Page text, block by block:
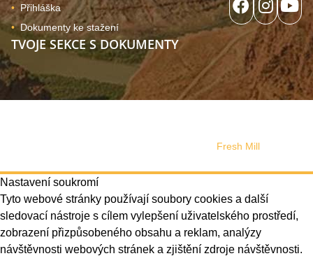
Přihláška
Dokumenty ke stažení
TVOJE SEKCE S DOKUMENTY
Fresh Mill
Nastavení soukromí
Tyto webové stránky používají soubory cookies a další
sledovací nástroje s cílem vylepšení uživatelského prostředí,
zobrazení přizpůsobeného obsahu a reklam, analýzy
návštěvnosti webových stránek a zjištění zdroje návštěvnosti.